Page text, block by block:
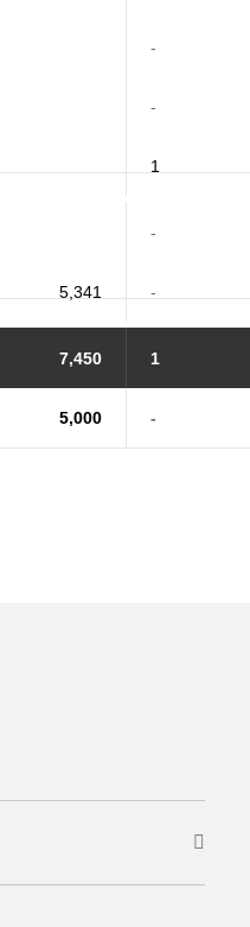
-
-
1
-
-
5,341
7,450 1
5,000 -